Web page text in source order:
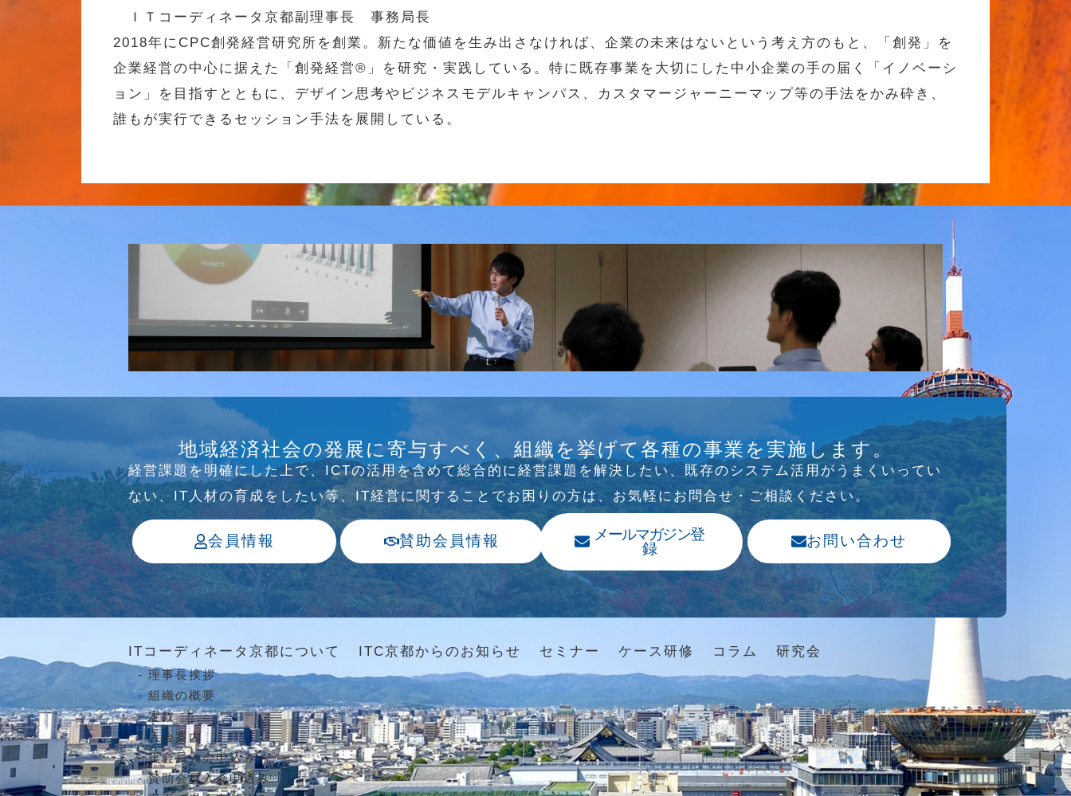
ＩＴコーディネータ京都副理事長 事務局長
2018年にCPC創発経営研究所を創業。新たな価値を生み出さなければ、企業の未来はないという考え方のもと、「創発」を
企業経営の中心に据えた「創発経営®」を研究・実践している。特に既存事業を大切にした中小企業の手の届く「イノベーシ
ョン」を目指すとともに、デザイン思考やビジネスモデルキャンパス、カスタマージャーニーマップ等の手法をかみ砕き、
誰もが実行できるセッション手法を展開している。
介護ソリューション研究会、WEB/SNS研究会を行
っています
地域経済社会の発展に寄与すべく、組織を挙げて各種の事業を実施します。
経営課題を明確にした上で、ICTの活⽤を含めて総合的に経営課題を解決したい、既存のシステム活⽤がうまくいってい
ない、IT⼈材の育成をしたい等、IT経営に関することでお困りの⽅は、お気軽にお問合せ・ご相談ください。
会員情報 賛助会員情報
メールマガジン登
録
お問い合わせ
ITコーディネータ京都について
理事長挨拶
組織の概要
定款
入会案内
正会員入会申込み
賛助会員入会申込み
ITC京都からのお知らせ セミナー ケース研修 コラム 研究会